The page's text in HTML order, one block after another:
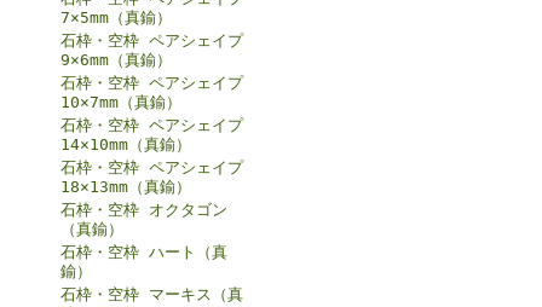
7×5mm（真鍮）
石枠・空枠 ペアシェイプ
9×6mm（真鍮）
石枠・空枠 ペアシェイプ
10×7mm（真鍮）
石枠・空枠 ペアシェイプ
14×10mm（真鍮）
石枠・空枠 ペアシェイプ
18×13mm（真鍮）
石枠・空枠 オクタゴン
（真鍮）
石枠・空枠 ハート（真
鍮）
石枠・空枠 マーキス（真